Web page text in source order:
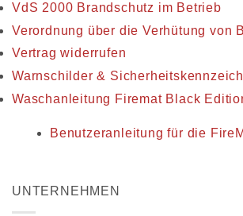
VdS 2000 Brandschutz im Betrieb
Verordnung über die Verhütung von
Vertrag widerrufen
Warnschilder &
Waschanleitung Firemat Black
Benutzeranleitung für die
UNTERNEHMEN